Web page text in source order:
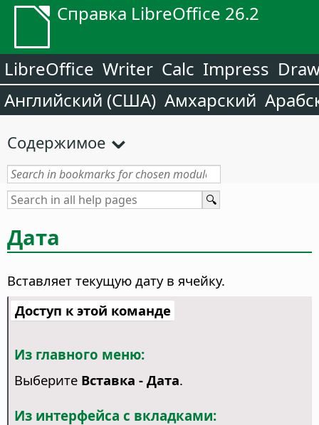
Справка LibreOffice 26.2
LibreOffice Writer Calc Impress
Английский (США) Амхарский
Содержимое
Дата
Вставляет текущую дату в ячейку.
Доступ к этой команде
Из главного меню:
Выберите Вставка - Дата.
Из интерфейса с вкладками: